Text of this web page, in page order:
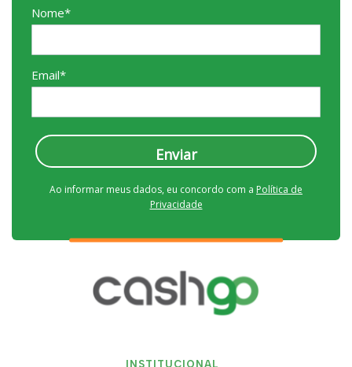
Nome*
Email*
Enviar
Ao informar meus dados, eu concordo com a Política de
Privacidade
INSTITUCIONAL